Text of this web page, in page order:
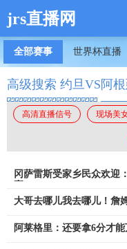
jrs直播网
全部赛事 世界杯直播
高级搜索 约旦VS阿
高清直播信号 现场美
冈萨雷斯受家乡民众欢迎
大哥去哪儿我去哪儿！詹
阿莱格里：还要拿6分才